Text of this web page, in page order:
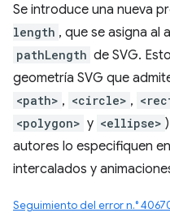
Se introduce una nueva
length , que se asigna al
pathLength de SVG.
geometría SVG que
<path> , <circle> ,
<polygon> y <ellipse>
autores lo especifiquen
intercalados y
Seguimiento del error n.°